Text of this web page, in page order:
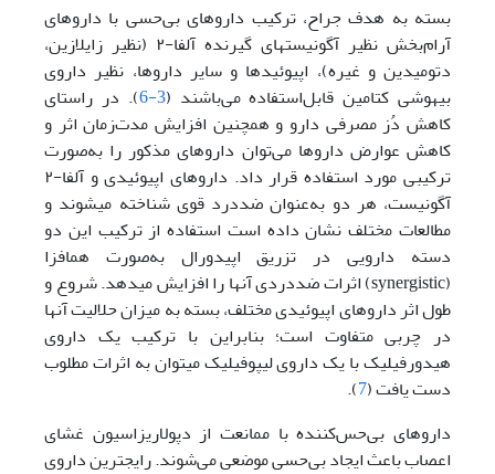
بسته به هدف جراح، ترکیب داروهای ‌بی‌حسی با داروهای
‌آرام‌بخش نظیر آگونیست­های گیرنده آلفا-۲ (نظیر زایلازین،
دتومیدین و غیره)، اپیوئیدها و سایر داروها، نظیر داروی
بیهوشی کتامین قابل‌استفاده می‌باشند (3-6 ). در راستای
کاهش دُز مصرفی دارو و همچنین افزایش مدت‌زمان اثر و
کاهش عوارض داروها می‌توان داروهای مذکور را به‌صورت
ترکیبی مورد استفاده قرار داد. داروهای اپیوئیدی و آلفا-۲
آگونیست، هر دو به‌عنوان ضد‌درد قوی شناخته می­شوند و
مطالعات مختلف نشان داده است استفاده از ترکیب این دو
دسته دارویی در تزریق اپیدورال به‌صورت هم­افزا
(synergistic) اثرات ضد‌دردی آن­ها را افزایش می­دهد. شروع و
طول اثر داروهای اپیوئیدی مختلف، بسته به میزان حلالیت آن­ها
در چربی متفاوت است؛ بنابراین با ترکیب یک داروی
هیدورفیلیک با یک داروی لیپوفیلیک می­توان به اثرات مطلوب
دست یافت (7
).
داروهای بی‌حس‌کننده با ممانعت از دپولاریزاسیون غشای
اعصاب باعث ایجاد ‌بی‌حسی موضعی می‌شوند. رایج­ترین داروی